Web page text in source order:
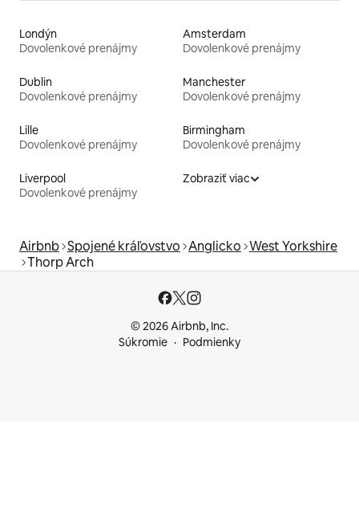
Londýn
Dovolenkové prenájmy
Amsterdam
Dovolenkové prenájmy
Dublin
Dovolenkové prenájmy
Manchester
Dovolenkové prenájmy
Lille
Dovolenkové prenájmy
Birmingham
Dovolenkové prenájmy
Liverpool
Dovolenkové prenájmy
Zobraziť viac
Airbnb Spojené kráľovstvo Anglicko West Yorkshire
Thorp Arch
© 2026 Airbnb, Inc.
Súkromie
Podmienky